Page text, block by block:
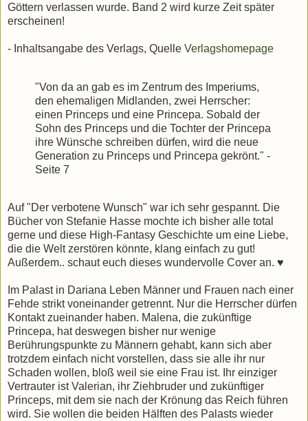
Göttern verlassen wurde. Band 2 wird kurze Zeit später
erscheinen!
- Inhaltsangabe des Verlags, Quelle Verlagshomepage
"Von da an gab es im Zentrum des Imperiums,
den ehemaligen Midlanden, zwei Herrscher:
einen Princeps und eine Princepa. Sobald der
Sohn des Princeps und die Tochter der Princepa
ihre Wünsche schreiben dürfen, wird die neue
Generation zu Princeps und Princepa gekrönt." -
Seite 7
Auf "Der verbotene Wunsch" war ich sehr gespannt. Die
Bücher von Stefanie Hasse mochte ich bisher alle total
gerne und diese High-Fantasy Geschichte um eine Liebe,
die die Welt zerstören könnte, klang einfach zu gut!
Außerdem.. schaut euch dieses wundervolle Cover an. ♥
Im Palast in Dariana Leben Männer und Frauen nach einer
Fehde strikt voneinander getrennt. Nur die Herrscher dürfen
Kontakt zueinander haben. Malena, die zukünftige
Princepa, hat deswegen bisher nur wenige
Berührungspunkte zu Männern gehabt, kann sich aber
trotzdem einfach nicht vorstellen, dass sie alle ihr nur
Schaden wollen, bloß weil sie eine Frau ist. Ihr einziger
Vertrauter ist Valerian, ihr Ziehbruder und zukünftiger
Princeps, mit dem sie nach der Krönung das Reich führen
wird. Sie wollen die beiden Hälften des Palasts wieder